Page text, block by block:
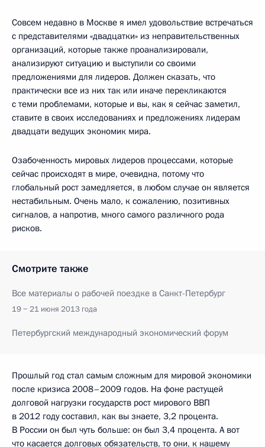
Совсем недавно в Москве я имел удовольствие встречаться
с представителями «двадцатки» из неправительственных
организаций, которые также проанализировали,
анализируют ситуацию и выступили со своими
предложениями для лидеров. Должен сказать, что
практически все из них так или иначе перекликаются
с теми проблемами, которые и вы, как я сейчас заметил,
ставите в своих исследованиях и предложениях лидерам
двадцати ведущих экономик мира.
Озабоченность мировых лидеров процессами, которые
сейчас происходят в мире, очевидна, потому что
глобальный рост замедляется, в любом случае он является
нестабильным. Очень мало, к сожалению, позитивных
сигналов, а напротив, много самого различного рода
рисков.
Смотрите также
Все материалы о рабочей поездке в Санкт-Петербург
19 − 21 июня 2013 года
Петербургский международный экономический форум
Прошлый год стал самым сложным для мировой экономики
после кризиса 2008–2009 годов. На фоне растущей
долговой нагрузки государств рост мирового ВВП
в 2012 году составил, как вы знаете, 3,2 процента.
В России он был чуть больше: он был 3,4 процента. А вот
что касается долговых обязательств, то они, к нашему